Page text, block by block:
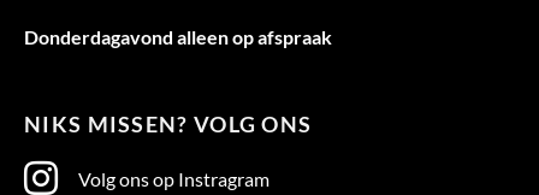
Donderdagavond alleen op afspraak
NIKS MISSEN? VOLG ONS
Volg ons op Instragram